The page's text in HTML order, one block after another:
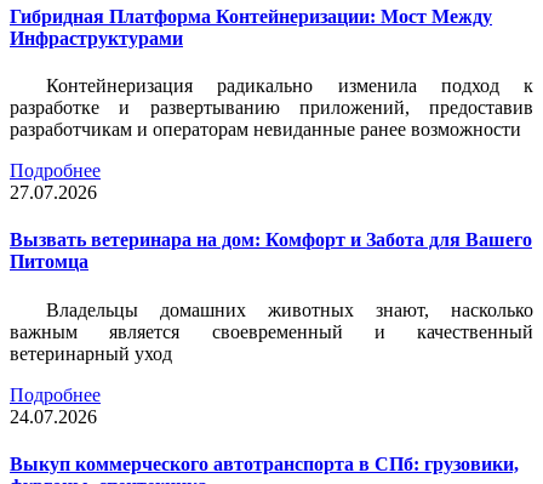
Гибридная Платформа Контейнеризации: Мост Между
Инфраструктурами
Контейнеризация радикально изменила подход к
разработке и развертыванию приложений, предоставив
разработчикам и операторам невиданные ранее возможности
Подробнее
27.07.2026
Вызвать ветеринара на дом: Комфорт и Забота для Вашего
Питомца
Владельцы домашних животных знают, насколько
важным является своевременный и качественный
ветеринарный уход
Подробнее
24.07.2026
Выкуп коммерческого автотранспорта в СПб: грузовики,